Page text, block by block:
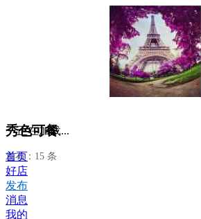
秀色可餐
发布：15 条
正在加载...
首页
好店
发布
消息
我的